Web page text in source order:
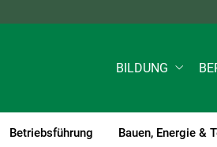
BILDUNG
Betriebsführung Bauen, Energie &